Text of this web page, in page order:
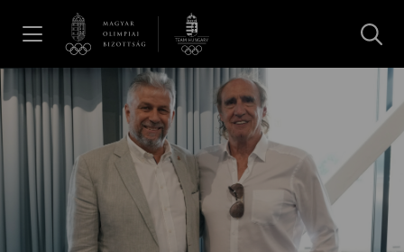
Hírek
Galéria
Dakar 2026